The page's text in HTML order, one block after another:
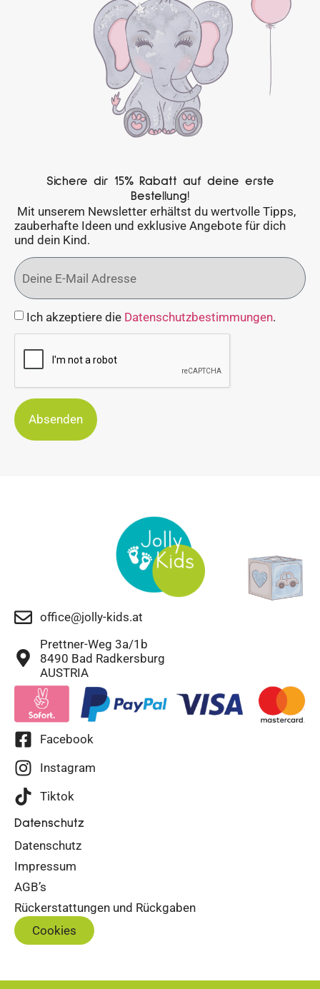
Sichere dir 15% Rabatt auf deine erste
Bestellung!
Mit unserem Newsletter erhältst du wertvolle Tipps,
zauberhafte Ideen und exklusive Angebote für dich
und dein Kind.
Ich akzeptiere die Datenschutzbestimmungen.
Absenden
office@jolly-kids.at
Prettner-Weg 3a/1b
8490 Bad Radkersburg
AUSTRIA
Facebook
Instagram
Tiktok
Datenschutz
Datenschutz
Impressum
AGB’s
Rückerstattungen und Rückgaben
Cookies